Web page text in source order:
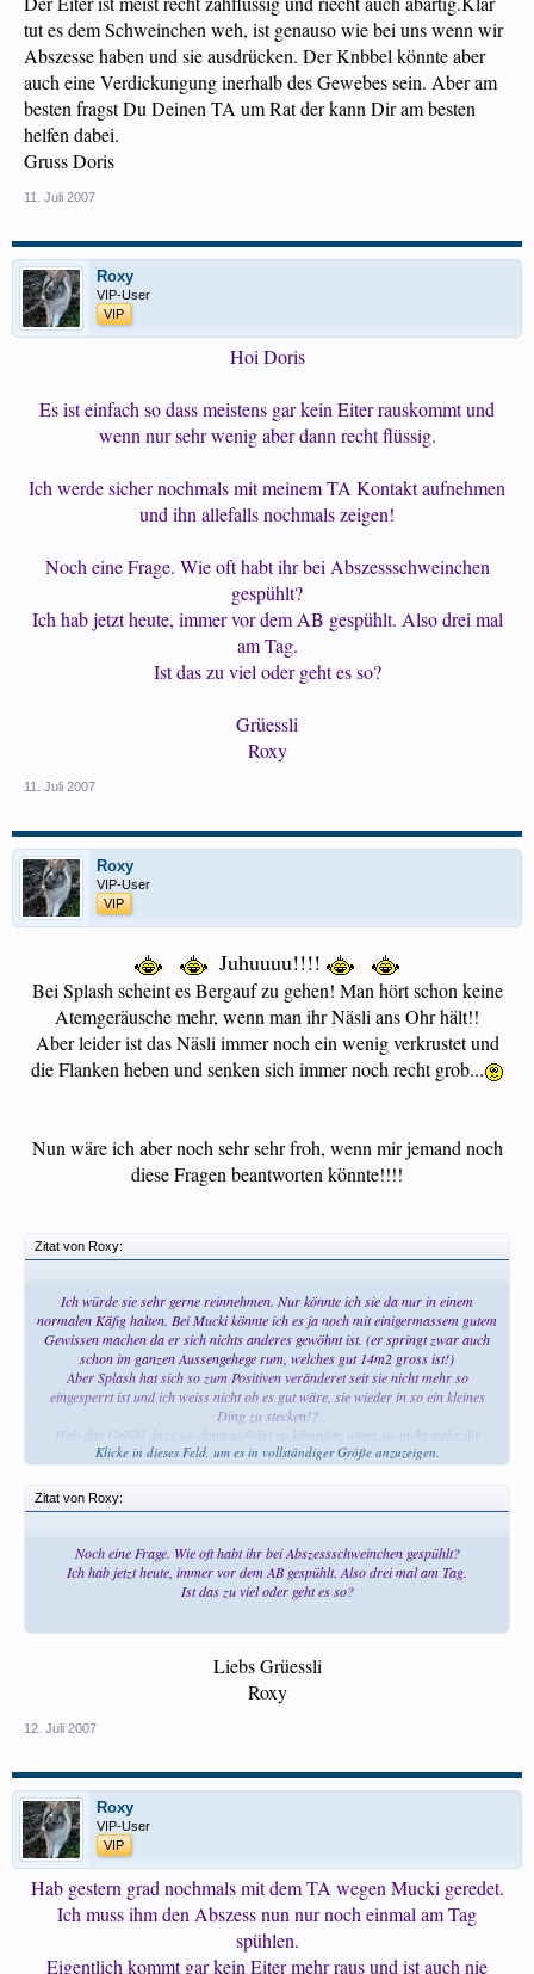
tut es dem Schweinchen weh, ist genauso wie bei uns wenn wir
Abszesse haben und sie ausdrücken. Der Knbbel könnte aber
auch eine Verdickungung inerhalb des Gewebes sein. Aber am
besten fragst Du Deinen TA um Rat der kann Dir am besten
helfen dabei.
Gruss Doris
11. Juli 2007
Roxy
VIP-User
VIP
Hoi Doris
Es ist einfach so dass meistens gar kein Eiter rauskommt und
wenn nur sehr wenig aber dann recht flüssig.
Ich werde sicher nochmals mit meinem TA Kontakt aufnehmen
und ihn allefalls nochmals zeigen!
Noch eine Frage. Wie oft habt ihr bei Abszessschweinchen
gespühlt?
Ich hab jetzt heute, immer vor dem AB gespühlt. Also drei mal
am Tag.
Ist das zu viel oder geht es so?
Grüessli
Roxy​
11. Juli 2007
Roxy
VIP-User
VIP
Juhuuuu!!!!
Bei Splash scheint es Bergauf zu gehen! Man hört schon keine
Atemgeräusche mehr, wenn man ihr Näsli ans Ohr hält!!
Aber leider ist das Näsli immer noch ein wenig verkrustet und
die Flanken heben und senken sich immer noch recht grob...
Nun wäre ich aber noch sehr sehr froh, wenn mir jemand noch
diese Fragen beantworten könnte!!!!​
Zitat von Roxy:
Ich würde sie sehr gerne reinnehmen. Nur könnte ich sie da nur in einem
normalen Käfig halten. Bei Mucki könnte ich es ja noch mit einigermassem gutem
Gewissen machen da er sich nichts anderes gewöhnt ist. (er springt zwar auch
schon im ganzen Aussengehege rum, welches gut 14m2 gross ist!)
Aber Splash hat sich so zum Positiven veränderet seit sie nicht mehr so
eingesperrt ist und ich weiss nicht ob es gut wäre, sie wieder in so ein kleines
Ding zu stecken!?
Hab das Gefühl dass sie dann aufhört zu kämpfen, wenn sie nicht mehr ihr
Freiraum hat den sie dringend braucht!
Was meint ihr? Soll ich sie trozdem reinholen???
Klicke in dieses Feld, um es in vollständiger Größe anzuzeigen.
Zitat von Roxy:
Noch eine Frage. Wie oft habt ihr bei Abszessschweinchen gespühlt?
Ich hab jetzt heute, immer vor dem AB gespühlt. Also drei mal am Tag.
Ist das zu viel oder geht es so?
Liebs Grüessli
Roxy​
12. Juli 2007
Roxy
VIP-User
VIP
Hab gestern grad nochmals mit dem TA wegen Mucki geredet.
Ich muss ihm den Abszess nun nur noch einmal am Tag
spühlen.
Eigentlich kommt gar kein Eiter mehr raus und ist auch nie